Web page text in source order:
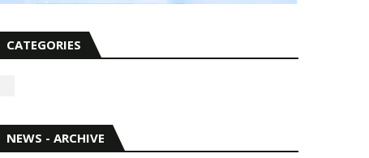
CATEGORIES
NEWS - ARCHIVE